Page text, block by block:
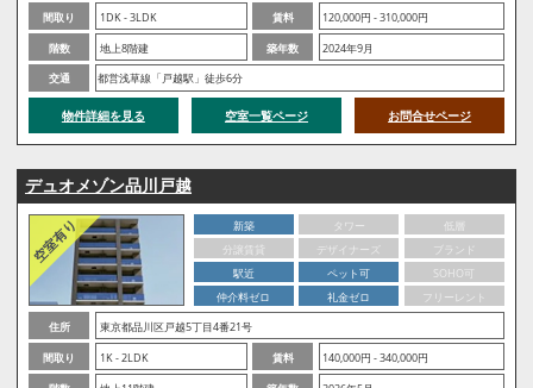
間取り
1DK - 3LDK 賃料
120,000円 - 310,000円
階数
地上8階建 築年数
2024年9月
交通
都営浅草線「戸越駅」徒歩6分
物件詳細を見る 空室一覧ページ お問合せページ
デュオメゾン品川戸越
新築 タワー
低層
分譲賃貸
デザイナーズ
ブランド
駅近
ペット可
SOHO可
仲介料ゼロ
礼金ゼロ
フリーレント
住所
東京都品川区戸越5丁目4番21号
間取り
1K - 2LDK 賃料
140,000円 - 340,000円